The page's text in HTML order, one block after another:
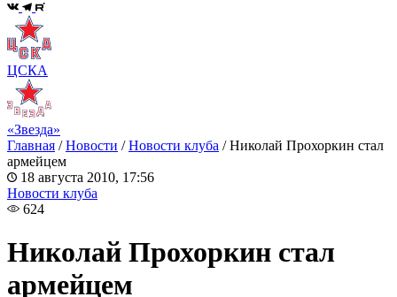
ЦСКА
«Звезда»
Главная /Новости /Новости клуба /Николай Прохоркин стал
армейцем
18 августа 2010, 17:56
Новости клуба
624
Николай Прохоркин стал
армейцем